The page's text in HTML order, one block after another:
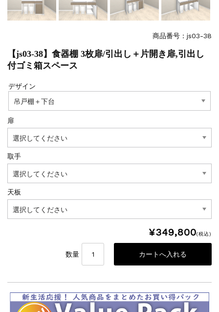
商品番号：js03-38
【js03-38】食器棚 3枚扉/引出し＋片開き扉,引出し
付ゴミ箱スペース
デザイン
扉
取手
天板
¥349,800(税込)
数量